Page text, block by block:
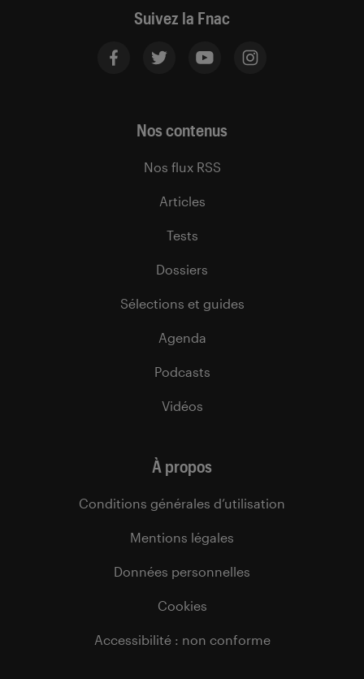
Suivez la Fnac
Nos contenus
Nos flux RSS
Articles
Tests
Dossiers
Sélections et guides
Agenda
Podcasts
Vidéos
À propos
Conditions générales d’utilisation
Mentions légales
Données personnelles
Cookies
Accessibilité : non conforme